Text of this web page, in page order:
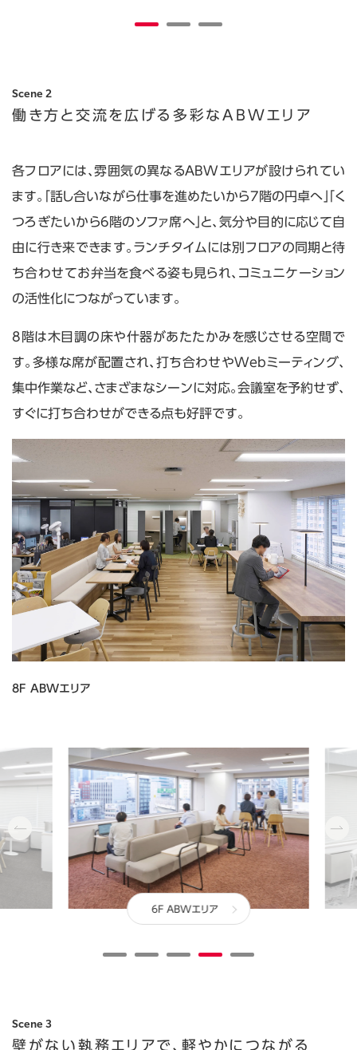
Scene 2
働き方と交流を広げる 多彩なABWエリア
各フロアには、雰囲気の異なるABWエリアが設けられてい
ます。「話し合いながら仕事を進めたいから7階の円卓へ」「く
つろぎたいから6階のソファ席へ」と、気分や目的に応じて自
由に行き来できます。ランチタイムには別フロアの同期と待
ち合わせてお弁当を食べる姿も見られ、コミュニケーション
の活性化につながっています。
8階は木目調の床や什器があたたかみを感じさせる空間で
す。多様な席が配置され、打ち合わせやWebミーティング、
集中作業など、さまざまなシーンに対応。会議室を予約せず、
すぐに打ち合わせができる点も好評です。
8F ABWエリア
6F ABWエリア
Scene 3
壁がない執務エリアで、 軽やかにつながる